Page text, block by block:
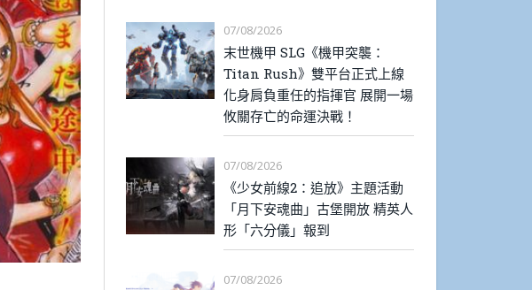
07/08/2026
末世機甲 SLG《機甲突襲：
Titan Rush》雙平台正式上線
化身肩負重任的指揮官 展開一場
攸關存亡的命運決戰！
07/08/2026
《少女前線2：追放》主題活動
「月下安魂曲」古堡開放 精英人
形「六分儀」報到
07/08/2026